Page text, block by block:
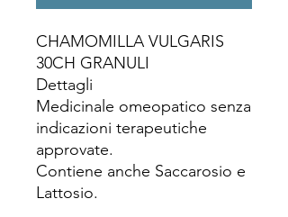
CHAMOMILLA VULGARIS
30CH GRANULI
Dettagli
Medicinale omeopatico senza
indicazioni terapeutiche
approvate.
Contiene anche Saccarosio e
Lattosio.